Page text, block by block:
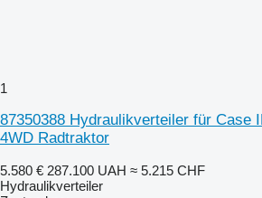
1
87350388 Hydraulikverteiler für Case
4WD Radtraktor
5.580 € 287.100 UAH ≈ 5.215 CHF
Hydraulikverteiler